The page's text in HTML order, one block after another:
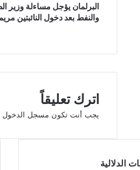
البرلمان يؤجل مساءلة وزير
والنفط بعد دخول النائبتين
اترك تعليقاً
يجب أنت تكون مسجل الدخول
الدلالية